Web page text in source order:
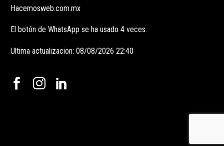
Hacemosweb.com.mx
El botón de WhatsApp se ha usado 4 veces.
Ultima actualizacion: 08/08/2026 22:40